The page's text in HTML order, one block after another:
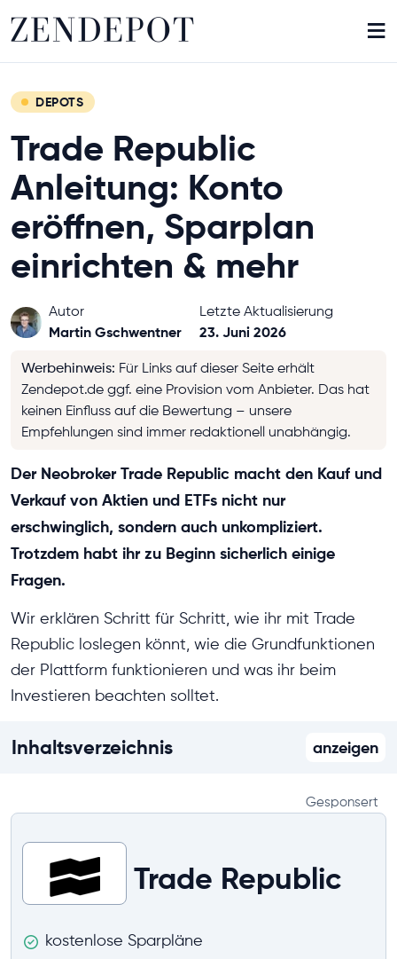
≡
DEPOTS
Trade Republic
Anleitung: Konto
eröffnen, Sparplan
einrichten & mehr
Autor
Martin Gschwentner
Letzte Aktualisierung
23. Juni 2026
Werbehinweis: Für Links auf dieser Seite erhält
Zendepot.de ggf. eine Provision vom Anbieter. Das hat
keinen Einfluss auf die Bewertung – unsere
Empfehlungen sind immer redaktionell unabhängig.
Der Neobroker Trade Republic macht den Kauf und
Verkauf von Aktien und ETFs nicht nur
erschwinglich, sondern auch unkompliziert.
Trotzdem habt ihr zu Beginn sicherlich einige
Fragen.
Wir erklären Schritt für Schritt, wie ihr mit Trade
Republic loslegen könnt, wie die Grundfunktionen
der Plattform funktionieren und was ihr beim
Investieren beachten solltet.
Inhaltsverzeichnis anzeigen
Gesponsert
Trade Republic
kostenlose Sparpläne